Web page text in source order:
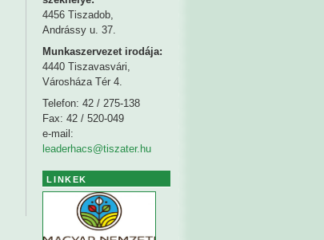
4456 Tiszadob,
Andrássy u. 37.
Munkaszervezet irodája:
4440 Tiszavasvári,
Városháza Tér 4.
Telefon: 42 / 275-138
Fax: 42 / 520-049
e-mail:
leaderhacs@tiszater.hu
LINKEK